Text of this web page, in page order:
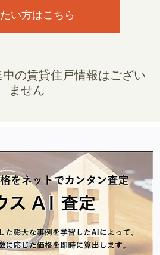
い方はこちら
の賃貸住戸情報はござい
ません